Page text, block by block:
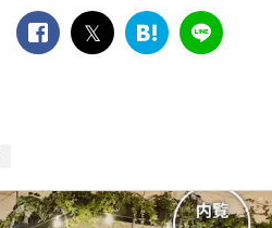
facebook
twitter
は
ー
ク
LINE